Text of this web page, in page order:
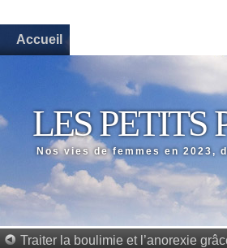
Accueil
LES PETITS
Nos vies de femmes en 2023,
Traiter la boulimie et l’anorexie